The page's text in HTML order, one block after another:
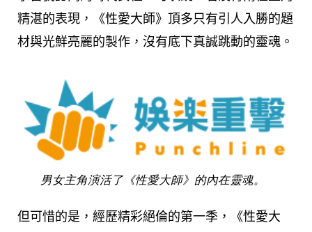
精湛的表現，《性愛大師》頂多只有引人入勝的題
材與光鮮亮麗的製作，沒有底下真誠跳動的靈魂。
男女主角演活了《性愛大師》的內在靈魂。
但可惜的是，經歷精彩絕倫的第一季，《性愛大